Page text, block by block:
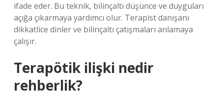
ifade eder. Bu teknik, bilinçaltı düşünce ve duyguları
açığa çıkarmaya yardımcı olur. Terapist danışanı
dikkatlice dinler ve bilinçaltı çatışmaları anlamaya
çalışır.
Terapötik ilişki nedir
rehberlik?